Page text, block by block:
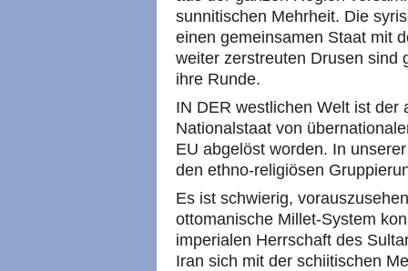
sunnitischen Mehrheit. Die
einen gemeinsamen Staat mit
weiter zerstreuten Drusen sind
ihre Runde.
IN DER westlichen Welt ist der
Nationalstaat von
EU abgelöst worden. In
den ethno-religiösen
Es ist schwierig,
ottomanische Millet-System
imperialen Herrschaft des
Iran sich mit der schiitischen